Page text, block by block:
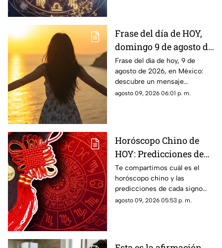
Frase del día de HOY,
domingo 9 de agosto de
2026: Mensajes para
reflexionar y compartir
Frase del día de hoy, 9 de
agosto de 2026, en México:
descubre un mensaje
inspirador para reflexionar y
agosto 09, 2026 06:01 p. m.
Horóscopo Chino de
HOY: Predicciones de
este domingo 9 de
agosto de 2026 para
cada signo del zodiaco
Te compartimos cuál es el
horóscopo chino y las
predicciones de cada signo
para el día de hoy, domingo 9
agosto 09, 2026 05:53 p. m.